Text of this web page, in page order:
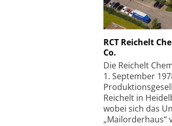
RCT Reichelt
Co.
Die Reichelt
1. September
Reichelt in
wobei sich das
„Mailorderhaus“